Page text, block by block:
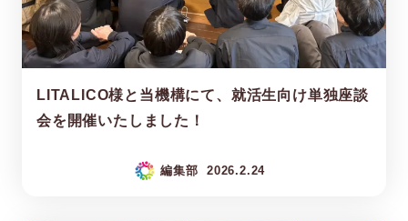
LITALICO様と当機構にて、就活生向け単独座談
会を開催いたしました！
編集部 2026.2.24